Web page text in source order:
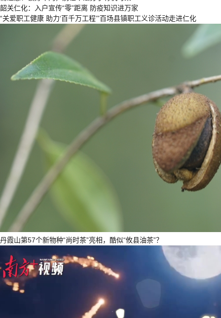
韶关仁化：入户宣传“零”距离 防疫知识进万家
“关爱职工健康 助力‘百千万工程’”百场县镇职工义诊活动走进仁化
丹霞山第57个新物种“尚时茶”亮相，酷似“攸县油茶”？